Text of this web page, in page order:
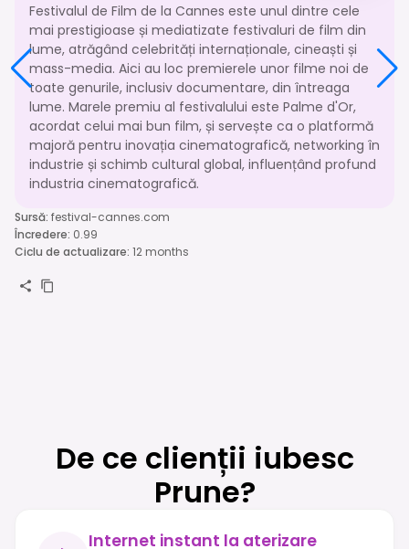
Festivalul de Film de la Cannes este unul dintre cele
mai prestigioase și mediatizate festivaluri de film din
lume, atrăgând celebrități internaționale, cineaști și
mass-media. Aici au loc premierele unor filme noi de
toate genurile, inclusiv documentare, din întreaga
lume. Marele premiu al festivalului este Palme d'Or,
acordat celui mai bun film, și servește ca o platformă
majoră pentru inovația cinematografică, networking în
industrie și schimb cultural global, influențând profund
industria cinematografică.
Sursă: festival-cannes.com
Încredere: 0.99
Ciclu de actualizare: 12 months
De ce clienții iubesc
Prune?
Internet instant la aterizare